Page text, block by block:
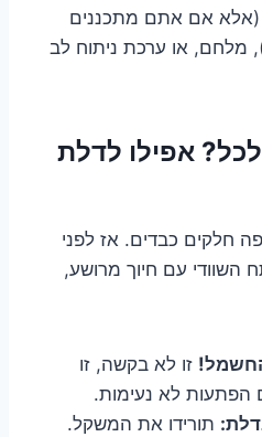
(אלא אם אתם מתכננים
או ערכת ניתוח לב
אפילו לדלת
חלקים כבדים. אז לפני
עם חיוך מרושע,
זו לא בקשה, זו
הפתעות לא נעימות.
תורידו את המשקל.